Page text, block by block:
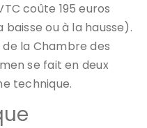
coûte 195 euros
ou à la hausse).
la Chambre des
se fait en deux
technique.